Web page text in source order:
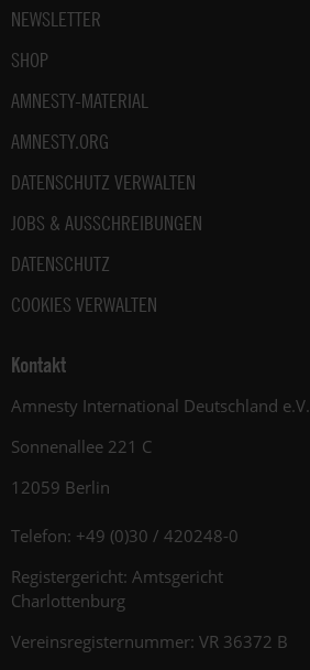
NEWSLETTER
SHOP
AMNESTY-MATERIAL
AMNESTY.ORG
DATENSCHUTZ VERWALTEN
JOBS & AUSSCHREIBUNGEN
DATENSCHUTZ
COOKIES VERWALTEN
Kontakt
Amnesty International Deutschland e.V.
Sonnenallee 221 C
12059 Berlin
Telefon: +49 (0)30 / 420248-0
Registergericht: Amtsgericht
Charlottenburg
Vereinsregisternummer: VR 36372 B